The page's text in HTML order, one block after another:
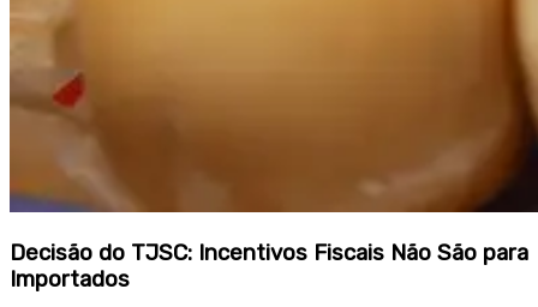
Decisão do TJSC: Incentivos Fiscais Não São para
Importados